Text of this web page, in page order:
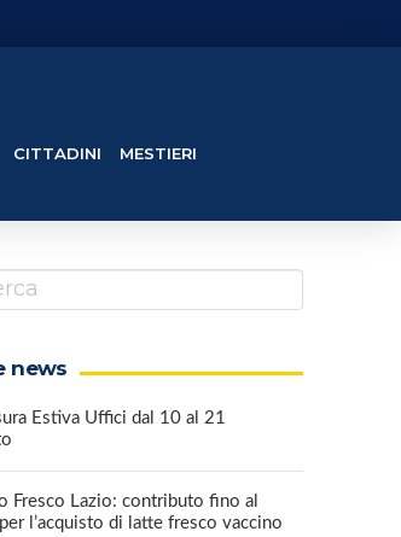
CITTADINI MESTIERI
news
Estiva Uffici dal 10 al 21
Fresco Lazio: contributo fino al
l’acquisto di latte fresco vaccino